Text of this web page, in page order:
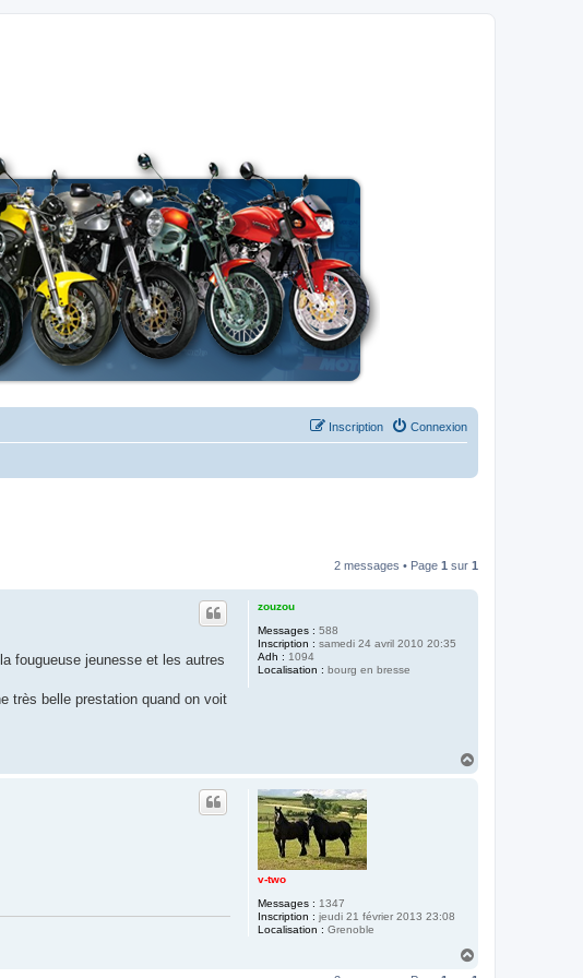
Connexion
Inscription
2 messages • Page 1 sur 1
zouzou
Messages : 588
Inscription : samedi 24 avril 2010 20:35
Adh : 1094
Localisation : bourg en bresse
fougueuse jeunesse et les autres
très belle prestation quand on voit
v-two
Messages : 1347
Inscription : jeudi 21 février 2013 23:08
Localisation : Grenoble